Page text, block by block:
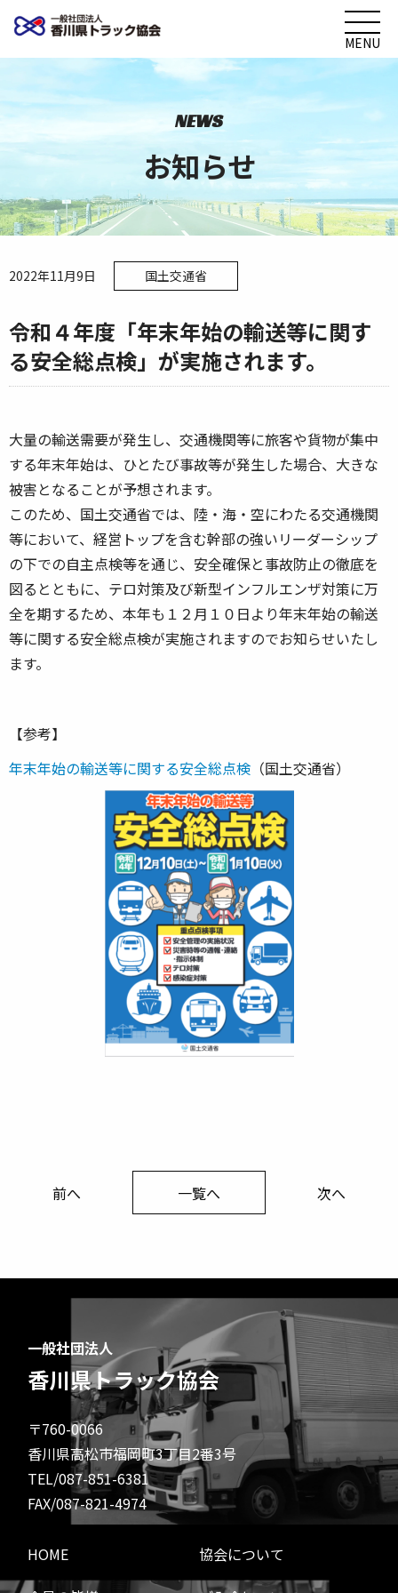
MENU
NEWS
お知らせ
2022年11月9日 国土交通省
令和４年度「年末年始の輸送等に関す
る安全総点検」が実施されます。
大量の輸送需要が発生し、交通機関等に旅客や貨物が集中
する年末年始は、ひとたび事故等が発生した場合、大きな
被害となることが予想されます。
このため、国土交通省では、陸・海・空にわたる交通機関
等において、経営トップを含む幹部の強いリーダーシップ
の下での自主点検等を通じ、安全確保と事故防止の徹底を
図るとともに、テロ対策及び新型インフルエンザ対策に万
全を期するため、本年も１２月１０日より年末年始の輸送
等に関する安全総点検が実施されますのでお知らせいたし
ます。
【参考】
年末年始の輸送等に関する安全総点検 （国土交通省）
前へ 一覧へ 次へ
一般社団法人
香川県トラック協会
〒760-0066
香川県高松市福岡町3丁目2番3号
TEL/087-851-6381
FAX/087-821-4974
HOME
協会について